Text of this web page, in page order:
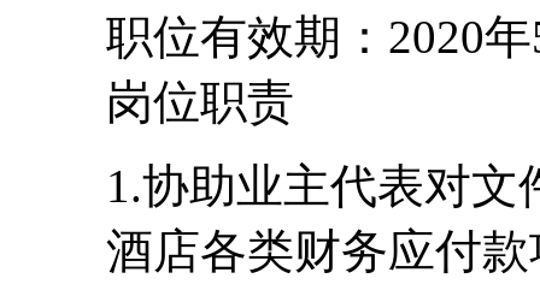
职位有效期：2020
岗位职责
1.协助业主代表对
酒店各类财务应付